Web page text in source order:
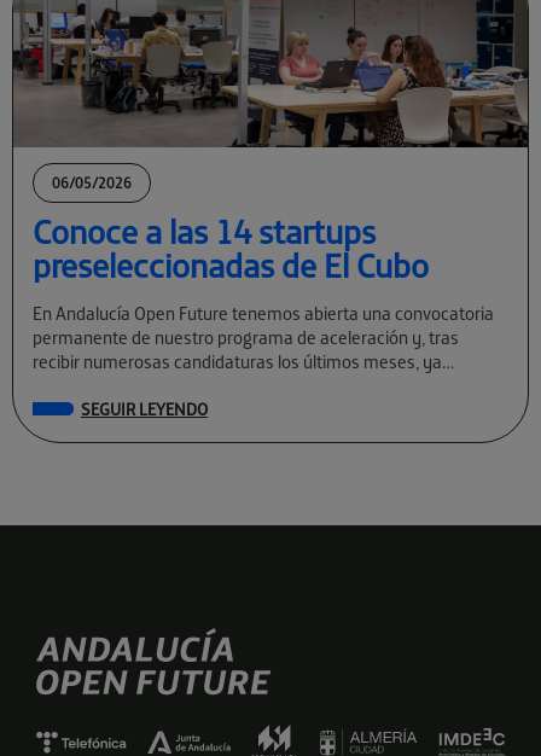
06/05/2026
Conoce a las 14 startups
preseleccionadas de El Cubo
En Andalucía Open Future tenemos abierta una convocatoria
permanente de nuestro programa de aceleración y, tras
recibir numerosas candidaturas los últimos meses, ya
SEGUIR LEYENDO